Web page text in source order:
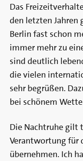
Das
den letzten Jahren
Berlin fast schon
immer mehr zu
sind deutlich
die vielen
sehr begrüßen.
bei schönem
Die Nachtruhe gilt
Verantwortung für
übernehmen. Ich